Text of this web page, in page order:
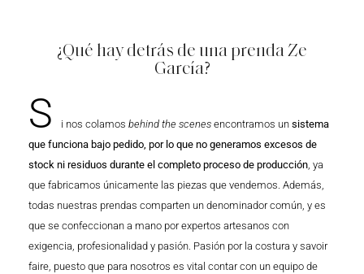
¿Qué hay detrás de una prenda Ze
García?
S i nos colamos behind the scenes encontramos un sistema
que funciona bajo pedido, por lo que no generamos excesos de
stock ni residuos durante el completo proceso de producción, ya
que fabricamos únicamente las piezas que vendemos. Además,
todas nuestras prendas comparten un denominador común, y es
que se confeccionan a mano por expertos artesanos con
exigencia, profesionalidad y pasión. Pasión por la costura y savoir
faire, puesto que para nosotros es vital contar con un equipo de